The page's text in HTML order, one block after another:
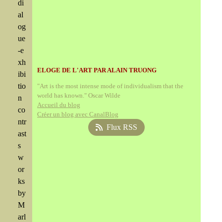
di
al
og
ue
-e
xh
ibi
tio
n
co
ntr
ast
s
w
or
ks
by
M
arl
ELOGE DE L'ART PAR ALAIN TRUONG
"Art is the most intense mode of individualism that the
world has known." Oscar Wilde
Accueil du blog
Créer un blog avec CanalBlog
Flux RSS